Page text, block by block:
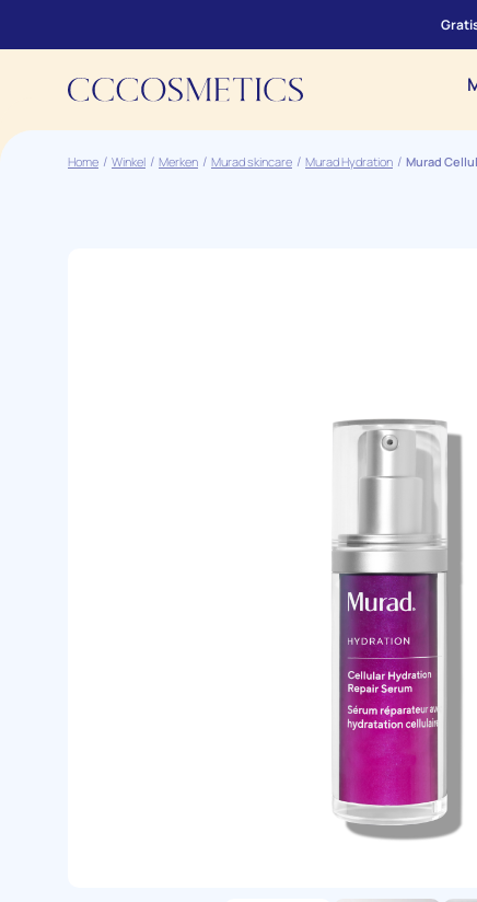
Home Winkel Merken Murad skincare Murad Hydration Murad